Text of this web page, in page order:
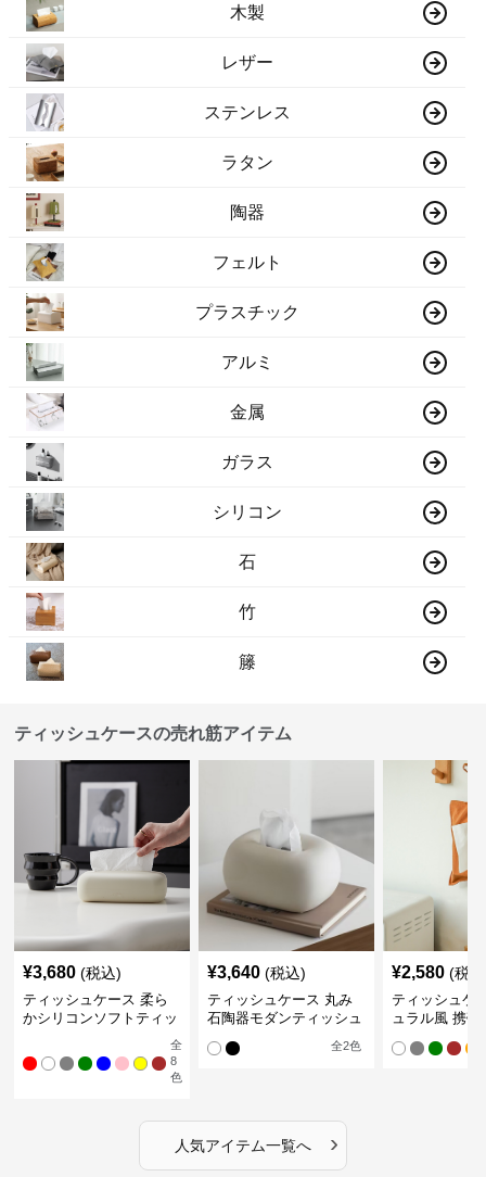
木製
レザー
ステンレス
ラタン
陶器
フェルト
プラスチック
アルミ
金属
ガラス
シリコン
石
竹
籐
ティッシュケースの売れ筋アイテム
¥3,680 (税込)
ティッシュケース 柔ら
かシリコンソフトティッ
全
8
色
¥3,640 (税込)
ティッシュケース 丸み
石陶器モダンティッシュ
全2色
¥2,580 (税
ティッシュケ
ュラル風 携帯
人気アイテム一覧へ ›